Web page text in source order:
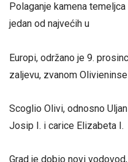
Polaganje kamena
jedan od najvećih u
Europi, održano je 9.
zaljevu, zvanom
Scoglio Olivi, odnosno
Josip I. i carice Elizabeta I.
Grad je dobio novi